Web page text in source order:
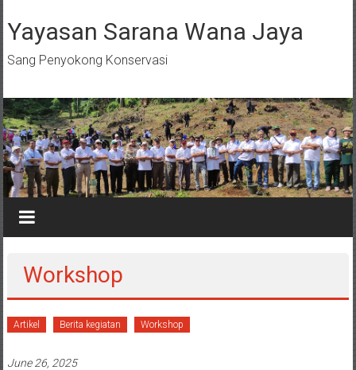
to
content
Yayasan Sarana Wana Jaya
Sang Penyokong Konservasi
Workshop
Artikel Berita kegiatan Workshop
June 26, 2025